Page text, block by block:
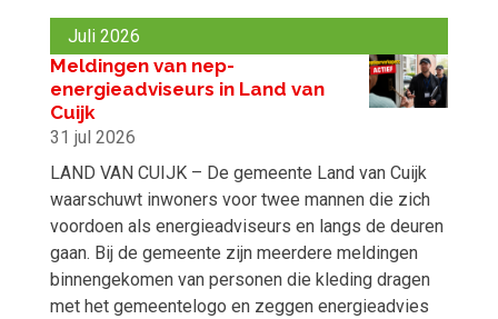
Juli 2026
Meldingen van nep-
energieadviseurs in Land van
Cuijk
31 jul 2026
LAND VAN CUIJK – De gemeente Land van Cuijk
waarschuwt inwoners voor twee mannen die zich
voordoen als energieadviseurs en langs de deuren
gaan. Bij de gemeente zijn meerdere meldingen
binnengekomen van personen die kleding dragen
met het gemeentelogo en zeggen energieadvies